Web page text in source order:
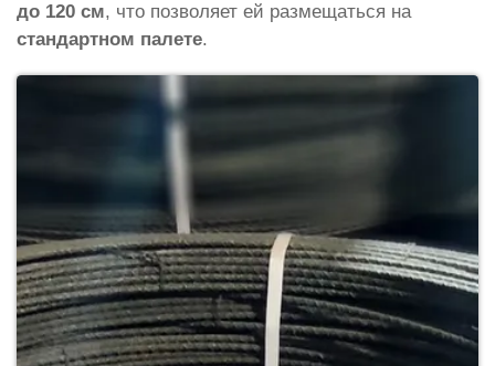
до 120 см, что позволяет ей размещаться на
стандартном палете.